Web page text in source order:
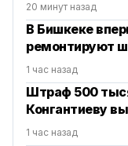
20 минут назад
В Бишкеке
ремонтируют
1 час назад
Штраф 500
Конгантиеву
1 час назад